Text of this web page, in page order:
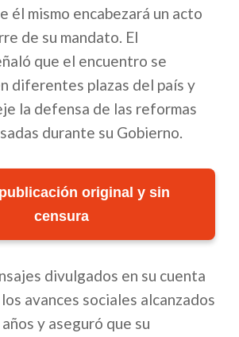
él mismo encabezará un acto
de su mandato. El
que el encuentro se
diferentes plazas del país y
la defensa de las reformas
durante su Gobierno.
original y sin
censura
divulgados en su cuenta
avances sociales alcanzados
y aseguró que su